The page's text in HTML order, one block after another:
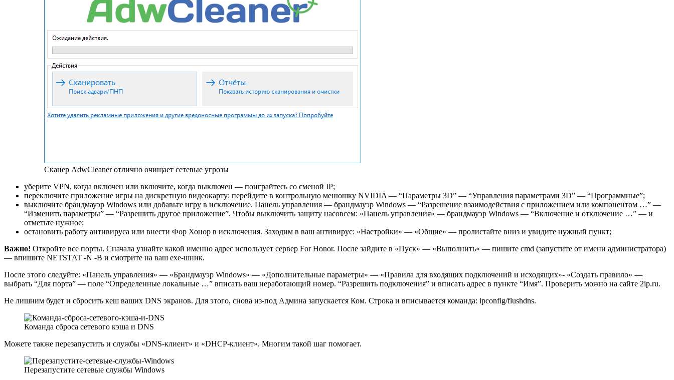
Сканер AdwCleaner отлично очищает сетевые угрозы
уберите VPN, когда включен или включите, когда выключен — поиграйтесь со сменой IP;
переключите приложение игры на дискретную видеокарту: перейдите в контрольную менюшку NVIDIA — “Параметры 3D” — “Управления параметрами 3D” — “Программные”;
выключите брандмауэр Windows или добавьте игру в исключение. Панель управления — брандмауэр Windows — “Разрешение взаимодействия с приложением или компонентом …” —
“Изменить параметры” — “Разрешить другое приложение”. Чтобы выключить защиту насовсем: «Панель управления» — брандмауэр Windows — “Включение и отключение …” — и
отметьте нужное;
остановить работу антивируса или внести Фор Хонор в исключения. Заходим в ваш антивирус: «Настройки» — «Общие» — пролистайте вниз и увидите нужный пункт;
Важно! Откройте все порты. Сначала узнайте какой именно адрес использует сервер For Honor. После зайдите в «Пуск» — «Выполнить» — пишите cmd (запустите от имени администратора)
— впишите NETSTAT -N -B и смотрите на ваш exe-шник.
После этого следуйте: «Панель управления» — «Брандмауэр Windows» — «Дополнительные параметры» — «Правила для входящих подключений и исходящих»- «Создать правило» —
выбрать “Для порта” — поле “Определенные локальные …” вписать ваш неработающий номер. “Разрешить подключения” и вписать адрес в пункте “Имя”. Проверить можно на сайте 2ip.ru.
Не лишним будет и сбросить кеш ваших DNS экранов. Для этого, снова из-под Админа запускается Ком. Строка и вписывается команда: ipconfig/flushdns.
Команда сброса сетевого кэша и DNS
Можете также перезапустить и службы «DNS-клиент» и «DHCP-клиент». Многим такой шаг помогает.
Перезапустите сетевые службы Windows